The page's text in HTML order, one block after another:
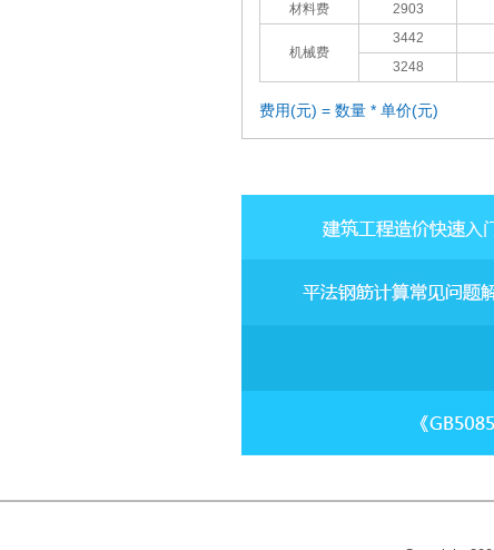
材料费
2903
机械费
3442
3248
费用(元) = 数量 * 单价(元)